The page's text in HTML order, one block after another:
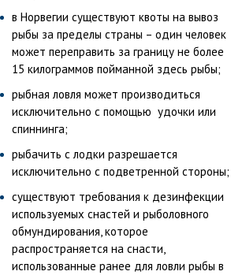
в Норвегии существуют квоты на вывоз
рыбы за пределы страны – один человек
может переправить за границу не более
15 килограммов пойманной здесь рыбы;
рыбная ловля может производиться
исключительно с помощью удочки или
спиннинга;
рыбачить с лодки разрешается
исключительно с подветренной стороны;
существуют требования к дезинфекции
используемых снастей и рыболовного
обмундирования, которое
распространяется на снасти,
использованные ранее для ловли рыбы в